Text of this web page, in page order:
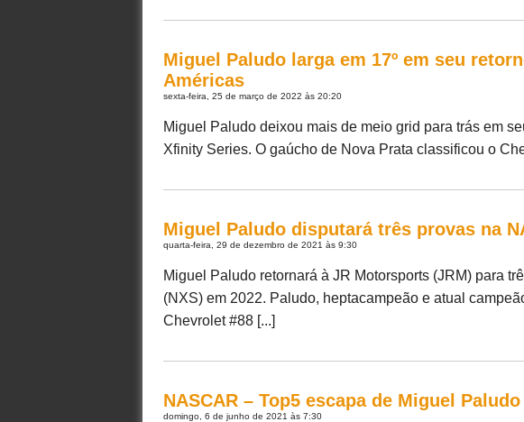
Miguel Paludo larga em 17º em seu
Américas
sexta-feira, 25 de março de 2022 às 20:20
Miguel Paludo deixou mais de meio grid para trás em
Xfinity Series. O gaúcho de Nova Prata classificou o
Miguel Paludo disputará três provas na
quarta-feira, 29 de dezembro de 2021 às 9:30
Miguel Paludo retornará à JR Motorsports (JRM) para
(NXS) em 2022. Paludo, heptacampeão e atual
Chevrolet #88 [...]
NASCAR – Top5 escapa de Miguel
domingo, 6 de junho de 2021 às 7:30